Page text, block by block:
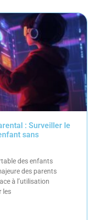
: Surveiller le
sans
des enfants
des parents
à l’utilisation
les